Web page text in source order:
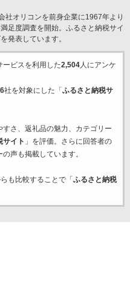
社オリコンを前身企業に1967年より
足度調査を開始。ふるさと納税サイ
発表しています。
ービスを利用した2,504人にアンケ
社を対象にした「 ふるさと納税サ
さ、返礼品の魅力、カテゴリー
サイト 」を評価。さらに回答者の
声も掲載しています。
も比較することで「 ふるさと納税